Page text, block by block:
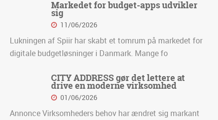
Markedet for budget-apps udvikler
sig
11/06/2026
Lukningen af Spiir har skabt et tomrum på markedet for
digitale budgetløsninger i Danmark. Mange fo
CITY ADDRESS gør det lettere at
drive en moderne virksomhed
01/06/2026
Annonce Virksomheders behov har ændret sig markant